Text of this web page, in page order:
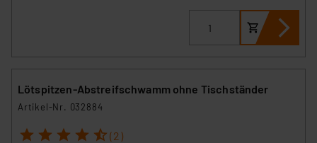
Lötspitzen-Abstreifschwamm ohne Tischständer
Artikel-Nr. 032884
1 2 3 4 5 (2)